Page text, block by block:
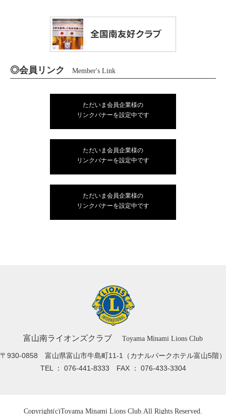
◎会員リンク Member's Link
ただいま会員企業様の
リンクバナーを設定中です
ただいま会員企業様の
リンクバナーを設定中です
ただいま会員企業様の
リンクバナーを設定中です
富山南ライオンズクラブ Toyama Minami Lions Club
〒930-0858 富山県富山市牛島町11-1
（カナルパークホテル富山5階）
TEL ： 076-441-8333 FAX ： 076-433-3304
Copyright(c)Toyama Minami Lions Club.All Rights Reserved.